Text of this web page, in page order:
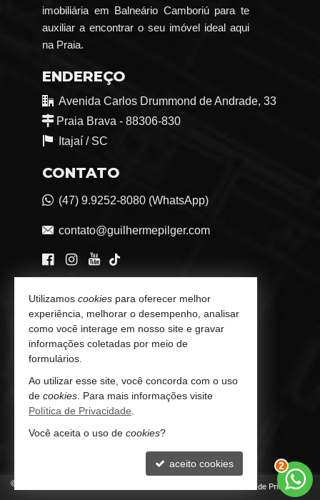
imobiliária em Balneário Camboriú para te
auxiliar a encontrar o seu imóvel ideal aqui
na Praia.
ENDEREÇO
Avenida Carlos Drummond de Andrade, 33
Praia Brava - 88306-830
Itajaí / SC
CONTATO
(47) 9.9252-8080 (WhatsApp)
contato@guilhermepilger.com
VEJA MAIS
Consultoria Imobiliária Personalizada
trabalhe conosco
Indicadores Financeiros
Imóveis Favoritos
© Política de Privacidade
3
Utilizamos cookies para oferecer melhor
experiência, melhorar o desempenho, analisar
como você interage em nosso site e gravar
informações coletadas por meio de
formulários.
Ao utilizar esse site, você concorda com o uso
de cookies . Para mais informações visite
Política de Privacidade
Você aceita o uso de cookies?
aceito cookies